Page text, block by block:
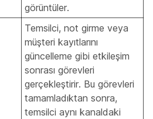
görüntüler.
Temsilci, not girme veya
müşteri kayıtlarını
güncelleme gibi etkileşim
sonrası görevleri
gerçekleştirir. Bu görevleri
tamamladıktan sonra,
temsilci aynı kanaldaki